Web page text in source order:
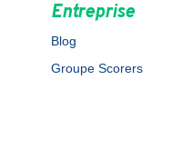
Entreprise
Blog
Groupe Scorers